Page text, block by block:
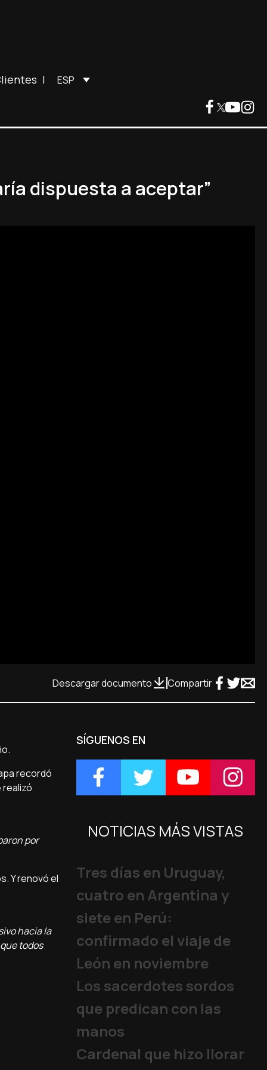
| ESP
dispuesta a aceptar”
Descargar documento Compartir
recordó
realizó
por
Y renovó el
hacia la
todos
SÍGUENOS EN
NOTICIAS MÁS VISTAS
Tres días en Uruguay,
cuatro en Argentina y
siete en Perú:
confirmado el viaje de
León en noviembre
Los sacerdotes sordos
que predican con las
manos
Cardenal que hizo llorar